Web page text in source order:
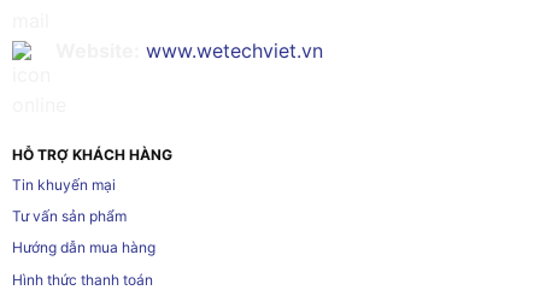
www.wetechviet.vn
HỖ TRỢ KHÁCH HÀNG
Tin khuyến mại
Tư vấn sản phẩm
Hướng dẫn mua hàng
Hình thức thanh toán